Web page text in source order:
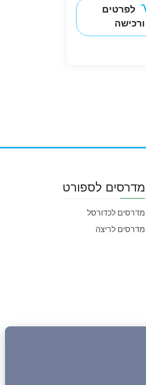
לפרטים
ורכישה
מדרסים לספורט
מדרסים לכדורסל
מדרסים לריצה